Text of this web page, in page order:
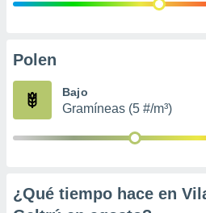
e
publicidad
Polen
Bajo
Gramíneas (5 #/m³)
¿Qué tiempo hace en